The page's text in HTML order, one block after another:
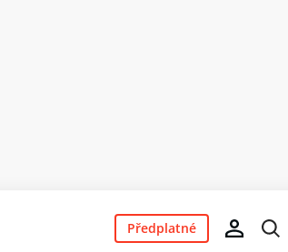
Předplatné